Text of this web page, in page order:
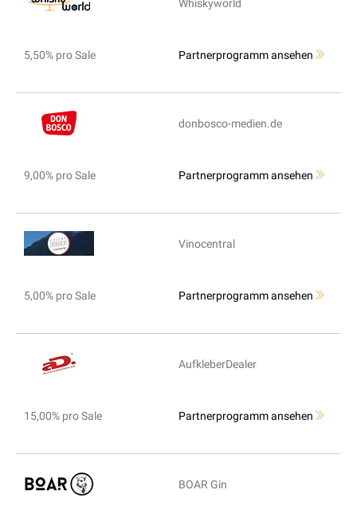
Whiskyworld
5,50% pro Sale Partnerprogramm ansehen
donbosco-medien.de
9,00% pro Sale Partnerprogramm ansehen
Vinocentral
5,00% pro Sale Partnerprogramm ansehen
AufkleberDealer
15,00% pro Sale Partnerprogramm ansehen
BOAR Gin